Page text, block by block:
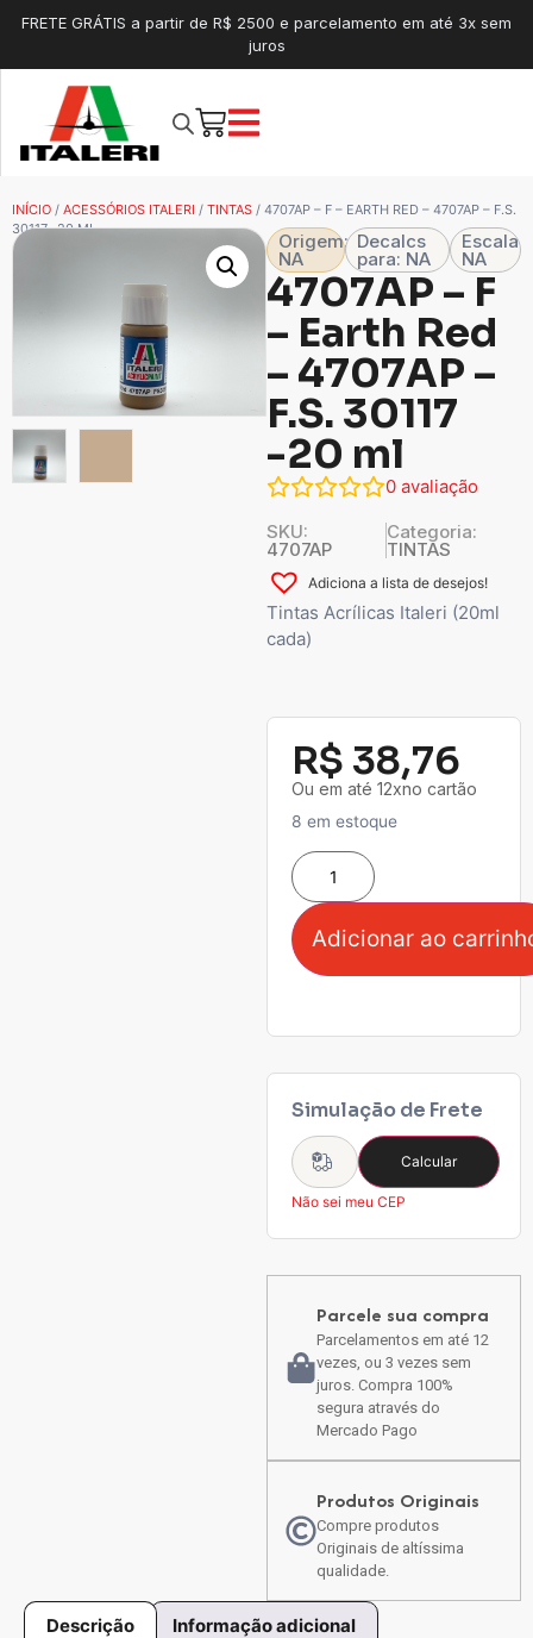
FRETE GRÁTIS a partir de R$ 2500 e parcelamento em até 3x sem
juros
INÍCIO / ACESSÓRIOS ITALERI / TINTAS / 4707AP – F – EARTH RED – 4707AP – F.S.
30117 -20 ML
Origem:
NA
Decalcs
para: NA
Escala
NA
4707AP – F
– Earth Red
– 4707AP –
F.S. 30117
-20 ml
0 avaliação
SKU:
4707AP
Categoria:
TINTAS
Adiciona a lista de desejos!
Tintas Acrílicas Italeri (20ml
cada)
R$ 38,76
Ou em até 12xno cartão
8 em estoque
Adicionar ao
Simulação de Frete
Calcular
Não sei meu CEP
Parcele sua compra
Parcelamentos em até 12
vezes, ou 3 vezes sem
juros. Compra 100%
segura através do
Mercado Pago
Produtos Originais
Compre produtos
Originais de altíssima
qualidade.
Descrição Informação adicional